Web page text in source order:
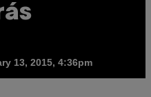
13, 2015, 4:36pm